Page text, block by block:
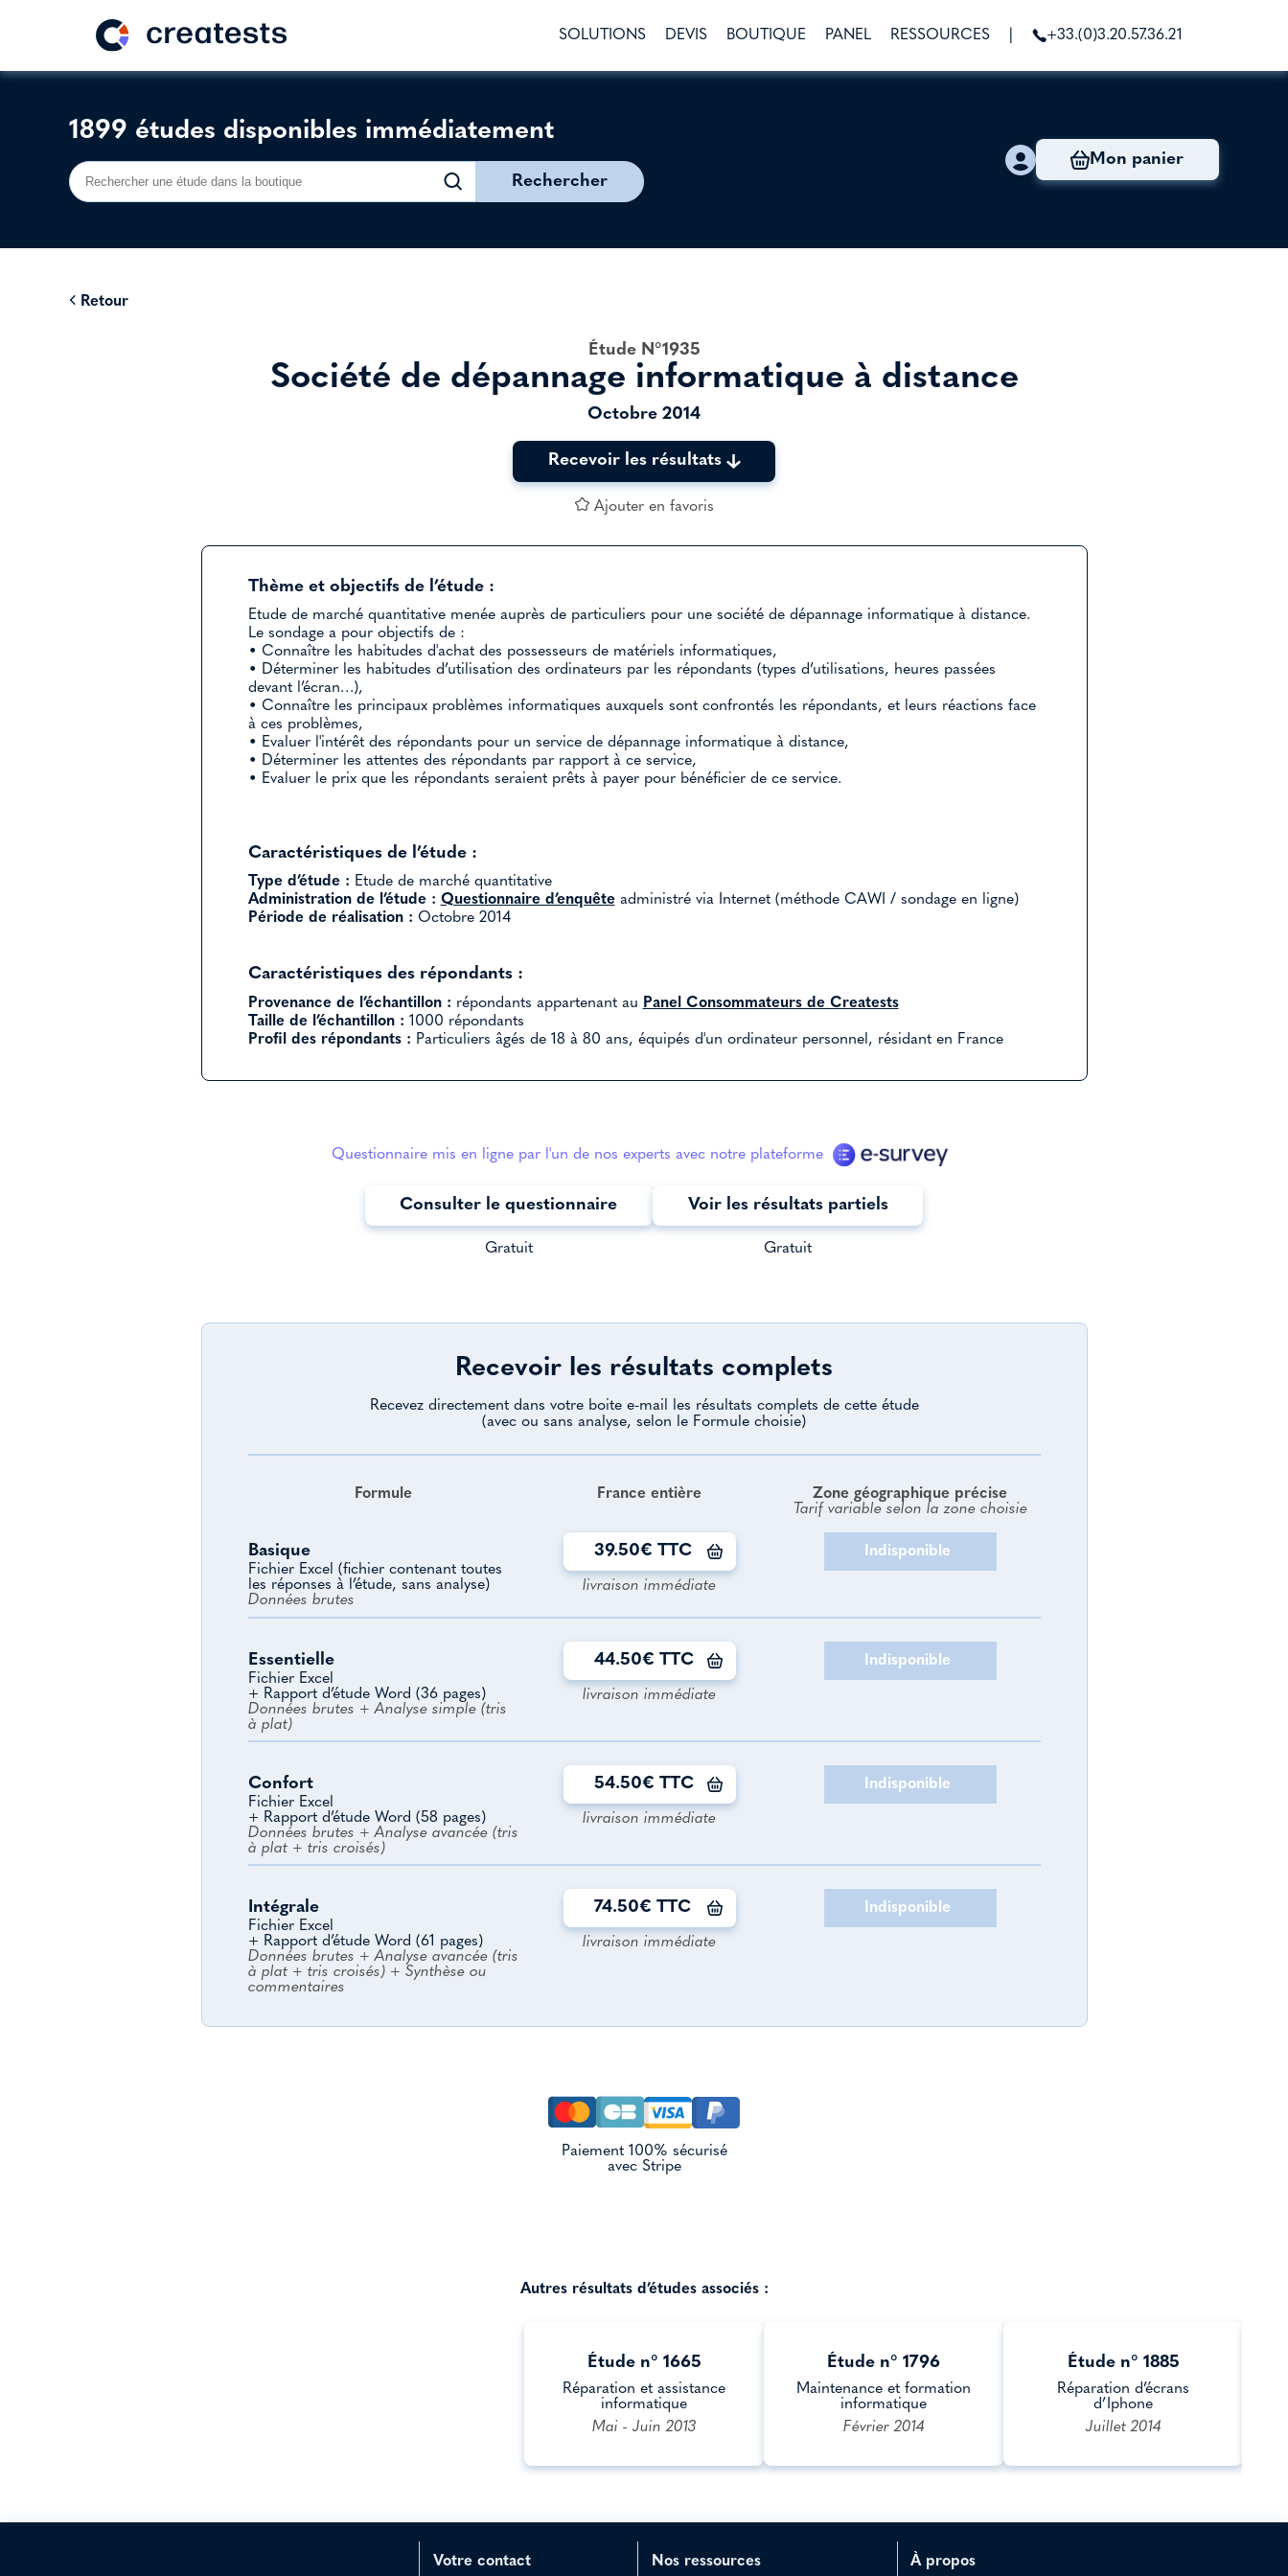
SOLUTIONS DEVIS BOUTIQUE PANEL RESSOURCES +33.(0)3.20.57.36.21
1899 études disponibles immédiatement
Rechercher
Mon panier
Retour
Étude N°1935
Société de dépannage informatique à distance
Octobre 2014
Recevoir les résultats
Ajouter en favoris
Thème et objectifs de l’étude :
Etude de marché quantitative menée auprès de particuliers pour une société de dépannage informatique à distance.
Le sondage a pour objectifs de :
• Connaître les habitudes d'achat des possesseurs de matériels informatiques,
• Déterminer les habitudes d’utilisation des ordinateurs par les répondants (types d’utilisations, heures passées
devant l’écran…),
• Connaître les principaux problèmes informatiques auxquels sont confrontés les répondants, et leurs réactions face
à ces problèmes,
• Evaluer l'intérêt des répondants pour un service de dépannage informatique à distance,
• Déterminer les attentes des répondants par rapport à ce service,
• Evaluer le prix que les répondants seraient prêts à payer pour bénéficier de ce service.
Caractéristiques de l’étude :
Type d’étude : Etude de marché quantitative
Administration de l’étude : Questionnaire d’enquêteadministré via Internet (méthode CAWI / sondage en ligne)
Période de réalisation : Octobre 2014
Caractéristiques des répondants :
Provenance de l’échantillon : répondants appartenant au Panel Consommateurs de Creatests
Taille de l’échantillon : 1000 répondants
Profil des répondants : Particuliers âgés de 18 à 80 ans, équipés d'un ordinateur personnel, résidant en France
Questionnaire mis en ligne par l'un de nos experts avec notre plateforme
Consulter le questionnaire
Gratuit
Voir les résultats partiels
Gratuit
Recevoir les résultats complets
Recevez directement dans votre boite e-mail les résultats complets de cette étude
(avec ou sans analyse, selon le Formule choisie)
Formule France entière
Zone géographique précise
Tarif variable selon la zone choisie
Basique
Fichier Excel (fichier contenant toutes
les réponses à l’étude, sans analyse)
Données brutes
39.50€ TTC
livraison immédiate
Indisponible
Essentielle
Fichier Excel
+ Rapport d’étude Word (36 pages)
Données brutes + Analyse simple (tris
à plat)
44.50€ TTC
livraison immédiate
Indisponible
Confort
Fichier Excel
+ Rapport d’étude Word (58 pages)
Données brutes + Analyse avancée (tris
à plat + tris croisés)
54.50€ TTC
livraison immédiate
Indisponible
Intégrale
Fichier Excel
+ Rapport d’étude Word (61 pages)
Données brutes + Analyse avancée (tris
à plat + tris croisés) + Synthèse ou
commentaires
74.50€ TTC
livraison immédiate
Indisponible
Paiement 100% sécurisé
avec Stripe
Autres résultats d’études associés :
Étude n° 1665
Réparation et assistance
informatique
Mai - Juin 2013
Étude n° 1796
Maintenance et formation
informatique
Février 2014
Étude n° 1885
Réparation d’écrans
d’Iphone
Juillet 2014
Votre contact Nos ressources À propos